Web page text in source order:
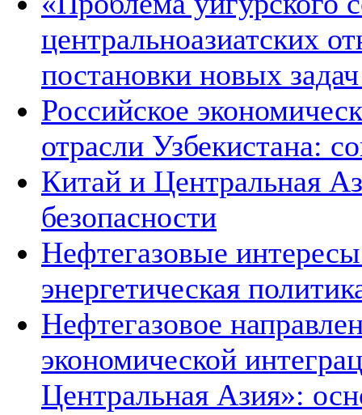
центральноазиатских
постановки новых
Российское
отрасли Узбекистана:
Китай и Центральная
безопасности
Нефтегазовые
энергетическая
Нефтегазовое
экономической
Центральная Азия»: